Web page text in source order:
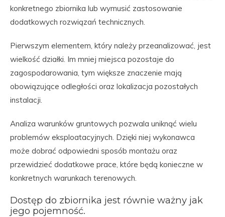
konkretnego zbiornika lub wymusić zastosowanie
dodatkowych rozwiązań technicznych.
Pierwszym elementem, który należy przeanalizować, jest
wielkość działki. Im mniej miejsca pozostaje do
zagospodarowania, tym większe znaczenie mają
obowiązujące odległości oraz lokalizacja pozostałych
instalacji.
Analiza warunków gruntowych pozwala uniknąć wielu
problemów eksploatacyjnych. Dzięki niej wykonawca
może dobrać odpowiedni sposób montażu oraz
przewidzieć dodatkowe prace, które będą konieczne w
konkretnych warunkach terenowych.
Dostęp do zbiornika jest równie ważny jak
jego pojemność.